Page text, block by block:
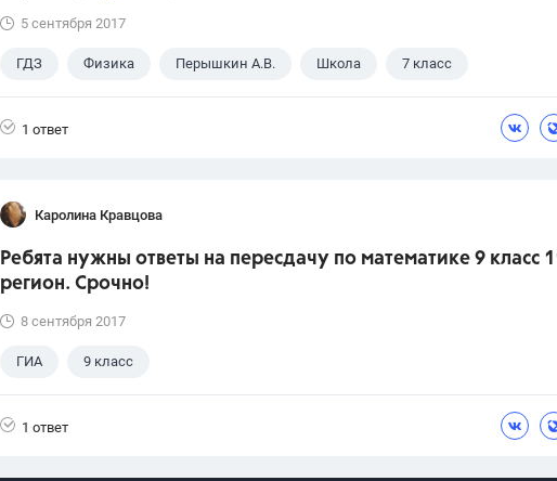
5 сентября 2017
ГДЗ Физика Перышкин А.В. Школа 7 класс
1 ответ
Каролина Кравцова
Ребята нужны ответы на пересдачу по математике 9 класс
регион. Срочно!
8 сентября 2017
ГИА 9 класс
1 ответ